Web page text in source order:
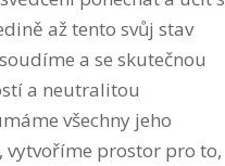
až tento svůj stav
a se skutečnou
a neutralitou
všechny jeho
vytvoříme prostor pro to,